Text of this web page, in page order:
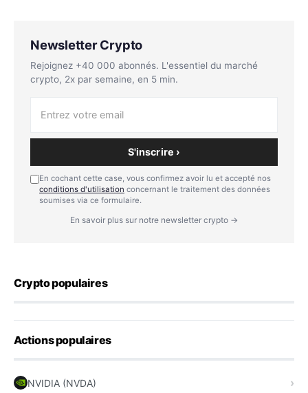
Newsletter Crypto
Rejoignez +40 000 abonnés. L'essentiel du marché
crypto, 2x par semaine, en 5 min.
S'inscrire ›
En cochant cette case, vous confirmez avoir lu et accepté nos
conditions d'utilisation concernant le traitement des données
soumises via ce formulaire.
En savoir plus sur notre newsletter crypto →
Crypto populaires
Actions populaires
NVIDIA (NVDA)